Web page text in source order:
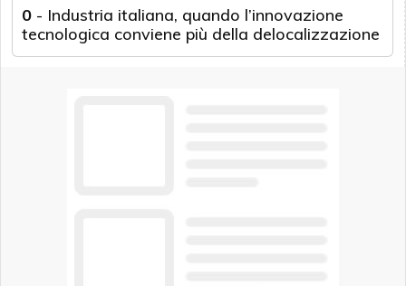
0 - Industria italiana, quando l’innovazione
tecnologica conviene più della delocalizzazione